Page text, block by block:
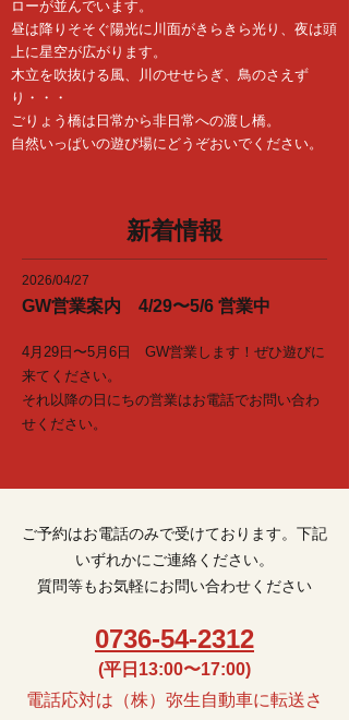
ローが並んでいます。
昼は降りそそぐ陽光に川面がきらきら光り、夜は頭
上に星空が広がります。
木立を吹抜ける風、川のせせらぎ、鳥のさえず
り・・・
ごりょう橋は日常から非日常への渡し橋。
自然いっぱいの遊び場にどうぞおいでください。
​新着情報
2026/04/27
GW営業案内 4/29〜5/6 営業中
4月29日〜5月6日 GW営業します！ぜひ遊びに
来てください。
​それ以降の日にちの営業はお電話でお問い合わ
せください。
ご予約はお電話のみで受けております。下記
いずれかにご連絡ください。
質問等もお気軽にお問い合わせください
0736-54-2312
(平日13:00〜17:00)
電話応対は（株）弥生自動車に転送さ